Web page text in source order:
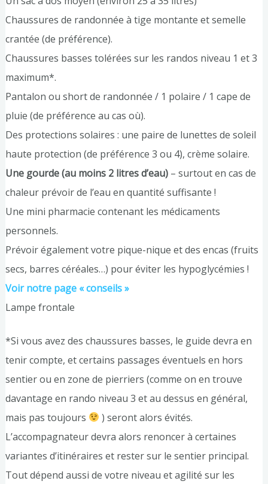
Chaussures de randonnée à tige montante et semelle
crantée (de préférence).
Chaussures basses tolérées sur les randos niveau 1 et 3
maximum*.
Pantalon ou short de randonnée / 1 polaire / 1 cape de
pluie (de préférence au cas où).
Des protections solaires : une paire de lunettes de soleil
haute protection (de préférence 3 ou 4), crème solaire.
Une gourde (au moins 2 litres d’eau) – surtout en cas de
chaleur prévoir de l’eau en quantité suffisante !
Une mini pharmacie contenant les médicaments
personnels.
Prévoir également votre pique-nique et des encas (fruits
secs, barres céréales…) pour éviter les hypoglycémies !
Voir notre page « conseils »
Lampe frontale
*Si vous avez des chaussures basses, le guide devra en
tenir compte, et certains passages éventuels en hors
sentier ou en zone de pierriers (comme on en trouve
davantage en rando niveau 3 et au dessus en général,
mais pas toujours
) seront alors évités.
L’accompagnateur devra alors renoncer à certaines
variantes d’itinéraires et rester sur le sentier principal.
Tout dépend aussi de votre niveau et agilité sur les